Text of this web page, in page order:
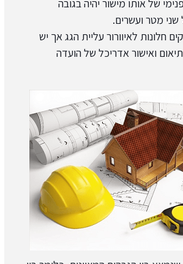
של אותו מישור יהיה בגובה
מטר ועשרים.
חלונות לאיוורור עליית הגג אך יש
ואישור אדריכל של הועדה